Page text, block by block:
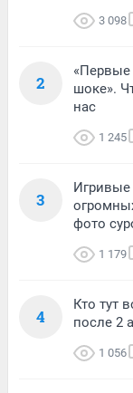
3 098
2
«Первые
шоке».
нас
1 245
3
Игривые
фото
1 179
4
Кто тут
после 2
1 056